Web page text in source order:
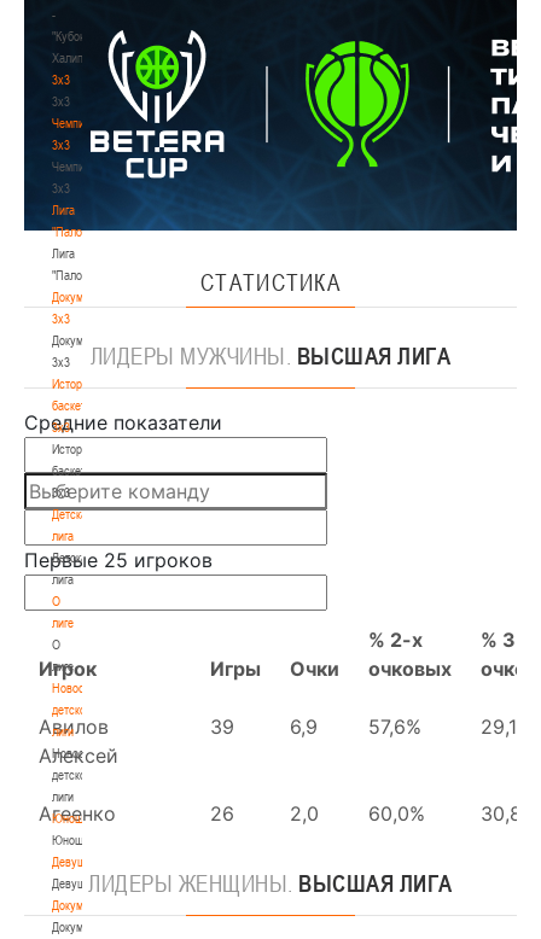
-
"Кубок
Халипского"
3x3
3x3
Чемпионат
3х3
Чемпионат
3х3
Лига
"Палова"
Лига
"Палова"
Документы
3х3
Документы
3х3
История
баскетбола
3х3
История
баскетбола
3х3
Детская
лига
Детская
лига
О
лиге
О
лиге
Новости
детской
лиги
Новости
детской
лиги
Юноши
Юноши
Девушки
Девушки
Документы
Документы
СТАТИСТИКА
ЛИДЕРЫ МУЖЧИНЫ. ВЫСШАЯ ЛИГА
ЛИДЕРЫ ЖЕНЩИНЫ. ВЫСШАЯ ЛИГА